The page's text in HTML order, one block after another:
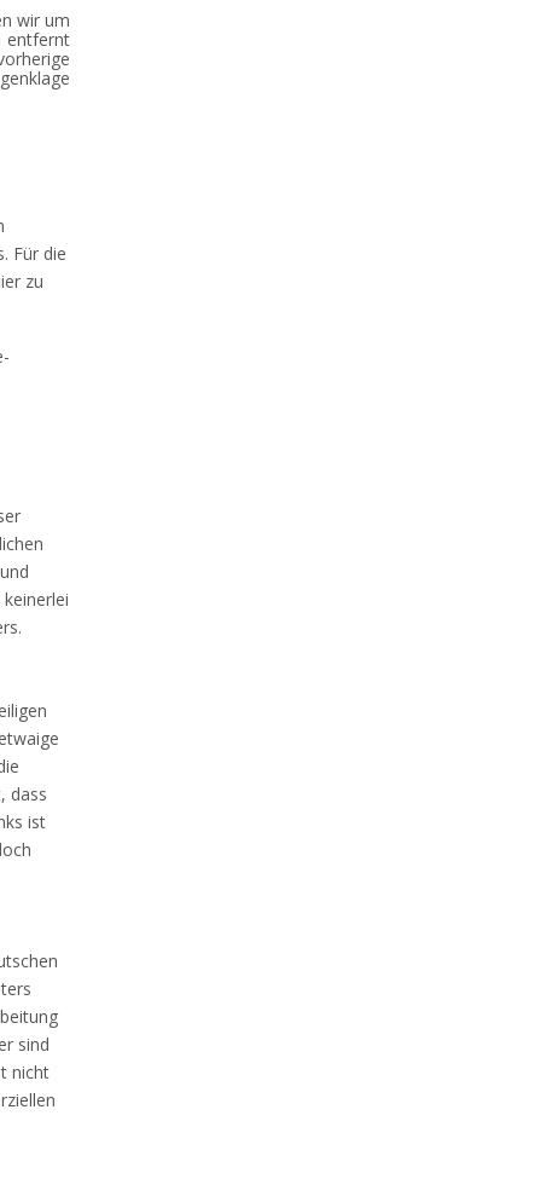
wir um
entfernt
Für die
zu
dass
ist
sind
nicht